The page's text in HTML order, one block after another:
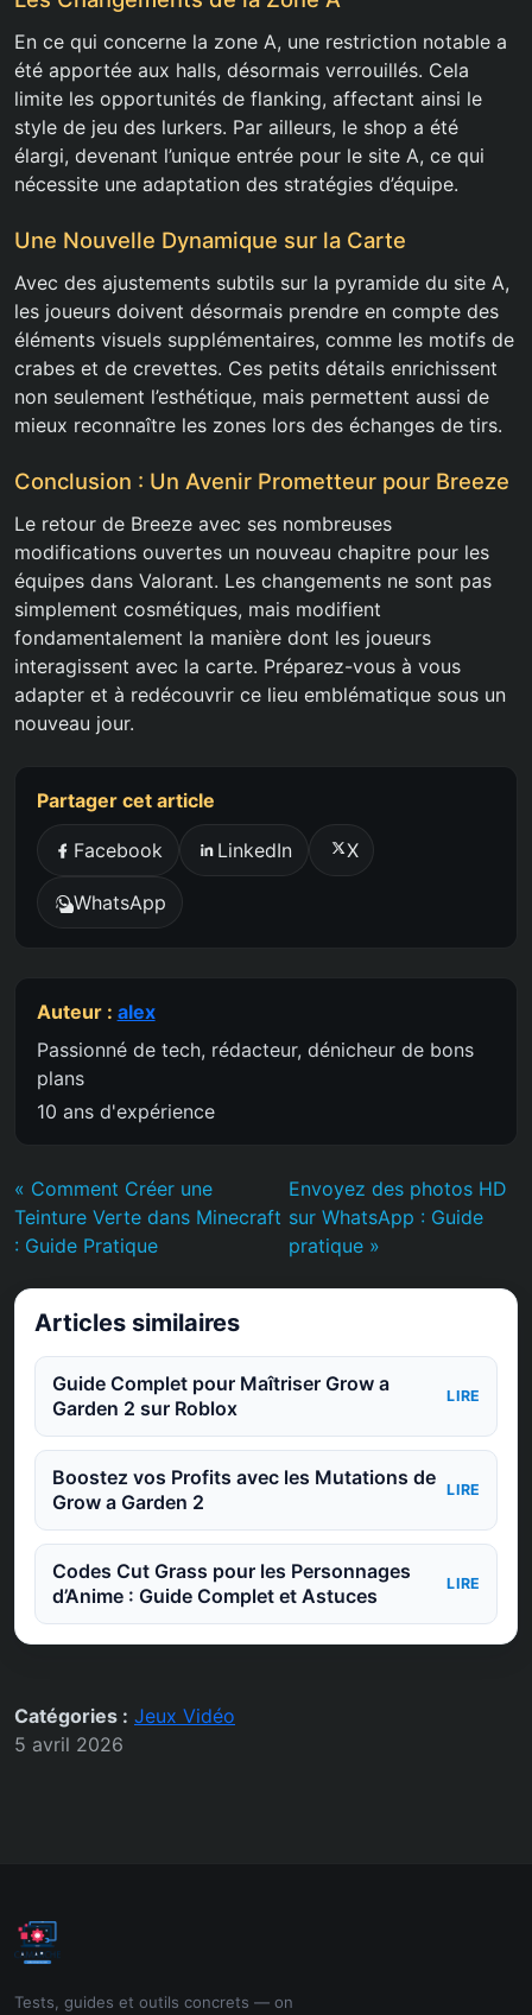
En ce qui concerne la zone A, une restriction notable a
été apportée aux halls, désormais verrouillés. Cela
limite les opportunités de flanking, affectant ainsi le
style de jeu des lurkers. Par ailleurs, le shop a été
élargi, devenant l’unique entrée pour le site A, ce qui
nécessite une adaptation des stratégies d’équipe.
Une Nouvelle Dynamique sur la Carte
Avec des ajustements subtils sur la pyramide du site A,
les joueurs doivent désormais prendre en compte des
éléments visuels supplémentaires, comme les motifs de
crabes et de crevettes. Ces petits détails enrichissent
non seulement l’esthétique, mais permettent aussi de
mieux reconnaître les zones lors des échanges de tirs.
Conclusion : Un Avenir Prometteur pour Breeze
Le retour de Breeze avec ses nombreuses
modifications ouvertes un nouveau chapitre pour les
équipes dans Valorant. Les changements ne sont pas
simplement cosmétiques, mais modifient
fondamentalement la manière dont les joueurs
interagissent avec la carte. Préparez-vous à vous
adapter et à redécouvrir ce lieu emblématique sous un
nouveau jour.
Partager cet article
Facebook LinkedIn X
WhatsApp
Auteur : alex
Passionné de tech, rédacteur, dénicheur de bons
plans
10 ans d'expérience
« Comment Créer une
Teinture Verte dans Minecraft
: Guide Pratique
Envoyez des photos HD
sur WhatsApp : Guide
pratique »
Articles similaires
Guide Complet pour Maîtriser Grow a
Garden 2 sur Roblox
LIRE
Boostez vos Profits avec les Mutations de
Grow a Garden 2
LIRE
Codes Cut Grass pour les Personnages
d’Anime : Guide Complet et Astuces
LIRE
Catégories : Jeux Vidéo
5 avril 2026
Tests, guides et outils concrets — on